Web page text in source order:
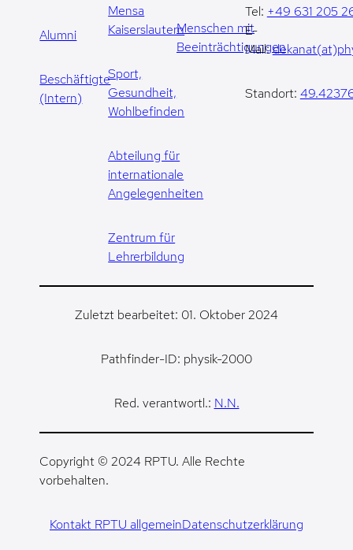
Alumni
Beschäftigte
(Intern)
Mensa
Kaiserslautern
Sport,
Gesundheit,
Wohlbefinden
Abteilung für
internationale
Angelegenheiten
Zentrum für
Lehrerbildung
Menschen mit
Beeinträchtigungen
Tel: +49 631 205
E-
Mail:
Standort:
Zuletzt bearbeitet: 01. Oktober 2024
Pathfinder-ID: physik-2000
Red. verantwortl.: N.N.
Copyright © 2024 RPTU. Alle Rechte
vorbehalten.
Kontakt RPTU allgemeinDatenschutzerklärung